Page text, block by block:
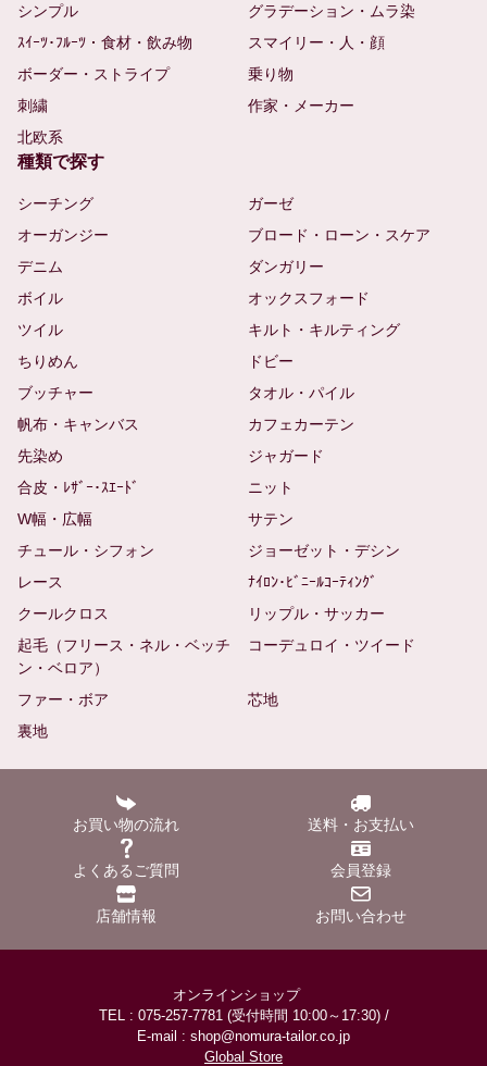
シンプル
グラデーション・ムラ染
ｽｲｰﾂ･ﾌﾙｰﾂ・食材・飲み物
スマイリー・人・顔
ボーダー・ストライプ
乗り物
刺繍
作家・メーカー
北欧系
種類で探す
シーチング
ガーゼ
オーガンジー
ブロード・ローン・スケア
デニム
ダンガリー
ボイル
オックスフォード
ツイル
キルト・キルティング
ちりめん
ドビー
ブッチャー
タオル・パイル
帆布・キャンバス
カフェカーテン
先染め
ジャガード
合皮・ﾚｻﾞｰ･ｽｴｰﾄﾞ
ニット
W幅・広幅
サテン
チュール・シフォン
ジョーゼット・デシン
レース
ﾅｲﾛﾝ･ﾋﾞﾆｰﾙｺｰﾃｨﾝｸﾞ
クールクロス
リップル・サッカー
起毛（フリース・ネル・ベッチ
ン・ベロア）
コーデュロイ・ツイード
ファー・ボア
芯地
裏地
お買い物の流れ 送料・お支払い
よくあるご質問 会員登録
店舗情報 お問い合わせ
オンラインショップ
TEL : 075-257-7781 (受付時間 10:00～17:30) /
E-mail : shop@nomura-tailor.co.jp
Global Store